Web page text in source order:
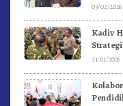
03/02/2026
Kadiv
dan
31/01/2026